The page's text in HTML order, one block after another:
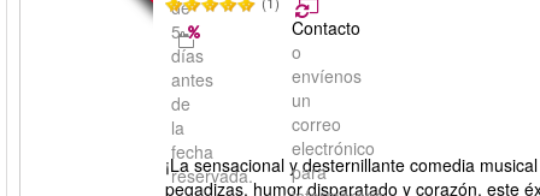
de
5
días
antes
de
la
fecha
reservada.
Contacto
o
envíenos
un
correo
electrónico
para
¡La sensacional y desternillante comedia
pegadizas, humor disparatado y corazón, este